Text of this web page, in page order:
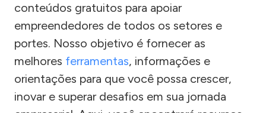
conteúdos gratuitos para apoiar
empreendedores de todos os setores e
portes. Nosso objetivo é fornecer as
melhores ferramentas, informações e
orientações para que você possa crescer,
inovar e superar desafios em sua jornada